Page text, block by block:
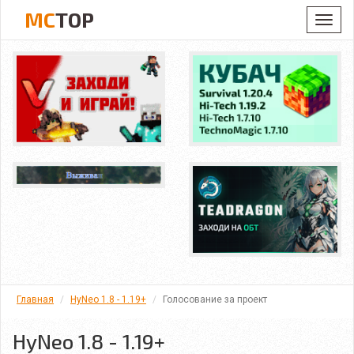
MCTOP
Главная HyNeo 1.8 - 1.19+ Голосование за проект
HyNeo 1.8 - 1.19+